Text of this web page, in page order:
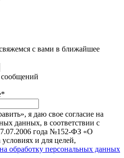
с вами в ближайшее
сообщений
*
я даю свое согласие на
данных, в соответствии с
года №152-ФЗ «О
и для целей,
обработку персональных данных